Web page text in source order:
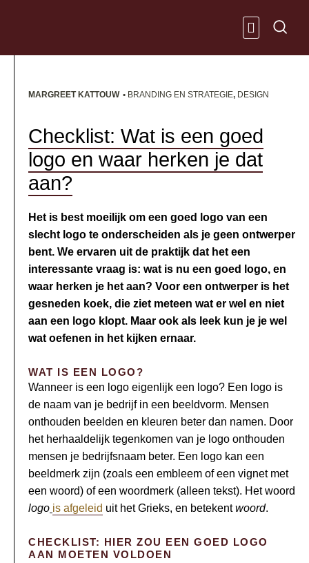
inhoud
MARGREET KATTOUW • BRANDING EN STRATEGIE, DESIGN
Checklist: Wat is een goed
logo en waar herken je dat
aan?
Het is best moeilijk om een goed logo van een
slecht logo te onderscheiden als je geen ontwerper
bent. We ervaren uit de praktijk dat het een
interessante vraag is: wat is nu een goed logo, en
waar herken je het aan? Voor een ontwerper is het
gesneden koek, die ziet meteen wat er wel en niet
aan een logo klopt. Maar ook als leek kun je je wel
wat oefenen in het kijken ernaar.
WAT IS EEN LOGO?
Wanneer is een logo eigenlijk een logo? Een logo is
de naam van je bedrijf in een beeldvorm. Mensen
onthouden beelden en kleuren beter dan namen. Door
het herhaaldelijk tegenkomen van je logo onthouden
mensen je bedrijfsnaam beter. Een logo kan een
beeldmerk zijn (zoals een embleem of een vignet met
een woord) of een woordmerk (alleen tekst). Het woord
logo is afgeleid uit het Grieks, en betekentwoord.
CHECKLIST: HIER ZOU EEN GOED LOGO
AAN MOETEN VOLDOEN